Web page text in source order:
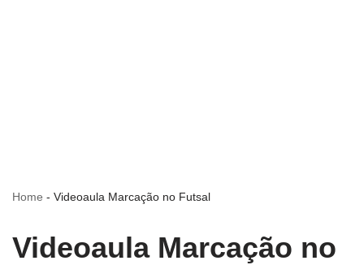
Home - Videoaula Marcação no Futsal
Videoaula Marcação no